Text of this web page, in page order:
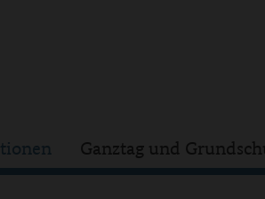
Ganztag und